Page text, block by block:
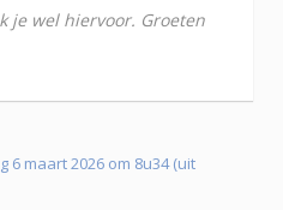
je wel hiervoor. Groeten
6 maart 2026 om 8u34 (uit